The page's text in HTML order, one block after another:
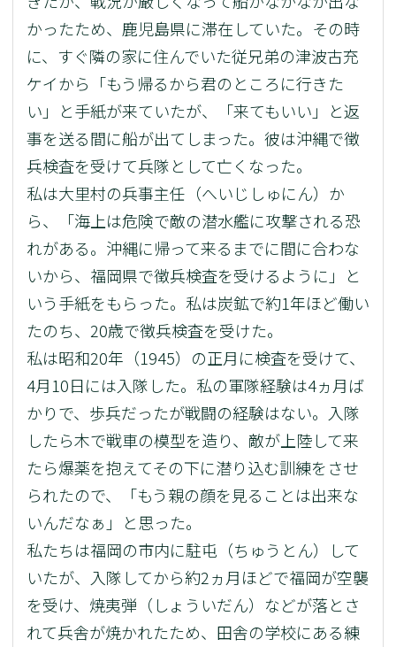
かったため、鹿児島県に滞在していた。その時
に、すぐ隣の家に住んでいた従兄弟の津波古充
ケイから「もう帰るから君のところに行きた
い」と手紙が来ていたが、「来てもいい」と返
事を送る間に船が出てしまった。彼は沖縄で徴
兵検査を受けて兵隊として亡くなった。
私は大里村の兵事主任（へいじしゅにん）か
ら、「海上は危険で敵の潜水艦に攻撃される恐
れがある。沖縄に帰って来るまでに間に合わな
いから、福岡県で徴兵検査を受けるように」と
いう手紙をもらった。私は炭鉱で約1年ほど働い
たのち、20歳で徴兵検査を受けた。
私は昭和20年（1945）の正月に検査を受けて、
4月10日には入隊した。私の軍隊経験は4ヵ月ば
かりで、歩兵だったが戦闘の経験はない。入隊
したら木で戦車の模型を造り、敵が上陸して来
たら爆薬を抱えてその下に潜り込む訓練をさせ
られたので、「もう親の顔を見ることは出来な
いんだなぁ」と思った。
私たちは福岡の市内に駐屯（ちゅうとん）して
いたが、入隊してから約2ヵ月ほどで福岡が空襲
を受け、焼夷弾（しょういだん）などが落とさ
れて兵舎が焼かれたため、田舎の学校にある練